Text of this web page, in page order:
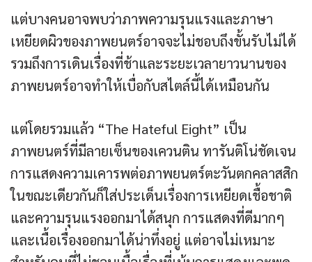
แต่บางคนอาจพบว่าภาพความรุนแรงและภาษา
เหยียดผิวของภาพยนตร์อาจจะไม่ชอบถึงขั้นรับไม่ได้
รวมถึงการเดินเรื่องที่ช้าและระยะเวลายาวนานของ
ภาพยนตร์อาจทำให้เบื่อกับสไตล์นี้ได้เหมือนกัน
แต่โดยรวมแล้ว “The Hateful Eight” เป็น
ภาพยนตร์ที่มีลายเซ็นของเควนติน ทารันติโน่ชัดเจน
การแสดงความเคารพต่อภาพยนตร์ตะวันตกคลาสสิก
ในขณะเดียวกันก็ใส่ประเด็นเรื่องการเหยียดเชื้อชาติ
และความรุนแรงออกมาได้สนุก การแสดงที่ดีมากๆ
และเนื้อเรื่องออกมาได้น่าทึ่งอยู่ แต่อาจไม่เหมาะ